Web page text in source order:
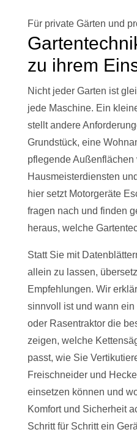
Für private Gärten und
zu ihrem
Nicht jeder Garten ist
jede Maschine. Ein
stellt andere
Grundstück, eine
pflegende Außenflächen
Hausmeisterdiensten
hier setzt Motorgeräte
fragen nach und finden
heraus, welche
Statt Sie mit
allein zu lassen,
Empfehlungen. Wir
sinnvoll ist und wann
oder Rasentraktor die
zeigen, welche
passt, wie Sie
Freischneider und
einsetzen können und
Komfort und Sicherheit
Schritt für Schritt ein